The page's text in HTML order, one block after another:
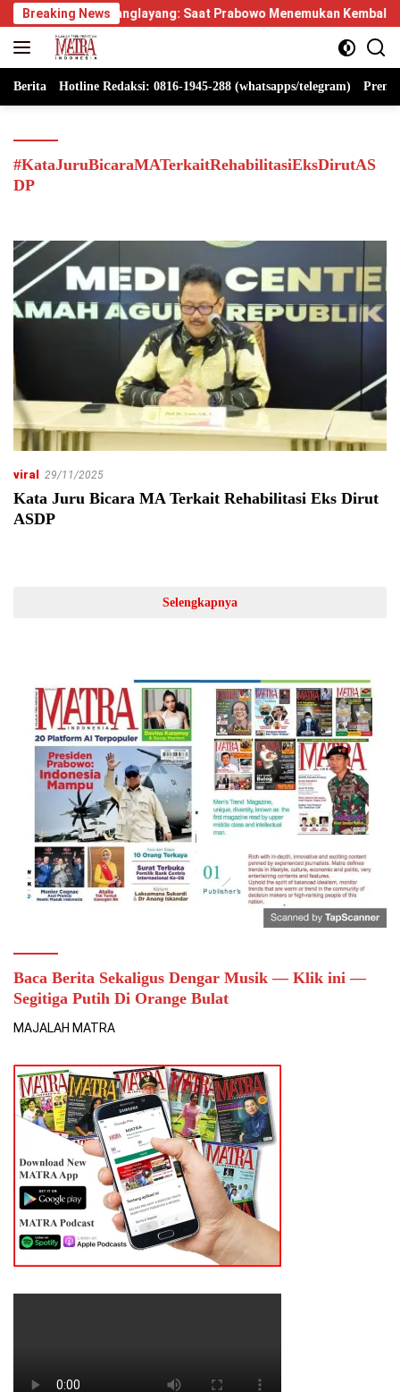
Langsung
ke
konten
Breaking News
Manglayang: Saat Prabowo Menemukan Kembali Jejak Sejarah
Berita Hotline Redaksi: 0816-1945-288 (whatsapps/telegram)
#KataJuruBicaraMATerkaitRehabilitasiEksDirutAS
DP
viral 29/11/2025
Kata Juru Bicara MA Terkait Rehabilitasi Eks Dirut
ASDP
Selengkapnya
Baca Berita Sekaligus Dengar Musik — Klik ini —
Segitiga Putih Di Orange Bulat
MAJALAH MATRA